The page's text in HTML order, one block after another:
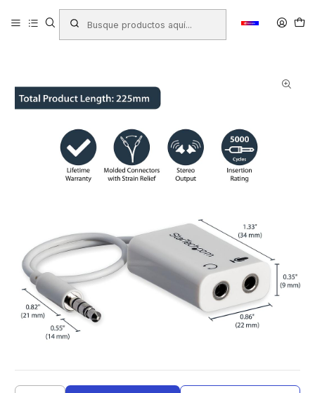
Productos ARTÍCULOS ELECTRÓNICOS
Cables Audio/Video
ADAPTADOR MINI JACK A 2 3.5MM STATRECH MUYHSMFFADW